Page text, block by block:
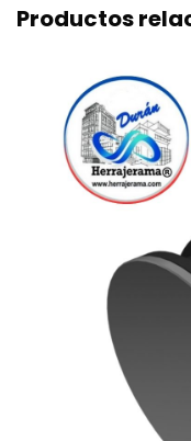
Productos